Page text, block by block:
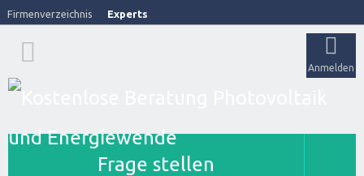
Firmenverzeichnis Experts
Anmelden
Frage stellen